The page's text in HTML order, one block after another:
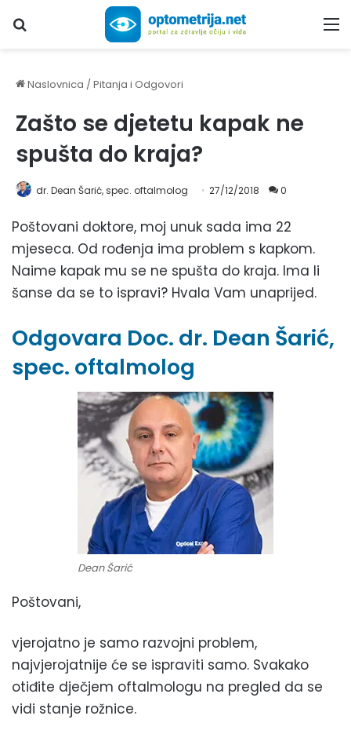
Upiši traženi pojam...
Naslovnica /Pitanja i Odgovori
Zašto se djetetu kapak ne
spušta do kraja?
dr. Dean Šarić, spec. oftalmolog 27/12/2018 0
Poštovani doktore, moj unuk sada ima 22
mjeseca. Od rođenja ima problem s kapkom.
Naime kapak mu se ne spušta do kraja. Ima li
šanse da se to ispravi? Hvala Vam unaprijed.
Odgovara Doc. dr. Dean Šarić,
spec. oftalmolog
Dean Šarić
Poštovani,
vjerojatno je samo razvojni problem,
najvjerojatnije će se ispraviti samo. Svakako
otiđite dječjem oftalmologu na pregled da se
vidi stanje rožnice.